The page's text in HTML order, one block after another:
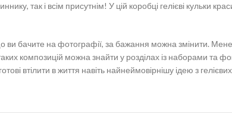
так і всім присутнім! У цій коробці гелієві кульки
бачите на фотографії, за бажання можна змінити.
композицій можна знайти у розділах із наборами та
втілити в життя навіть найнеймовірнішу ідею з